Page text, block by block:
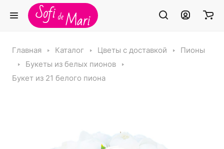
Главная Каталог Цветы с доставкой
Пионы
Букеты из белых пионов
Букет из 21 белого пиона